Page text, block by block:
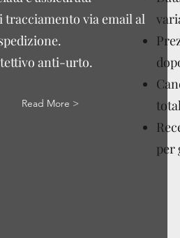
via email al
anti-urto.
Read More >
per